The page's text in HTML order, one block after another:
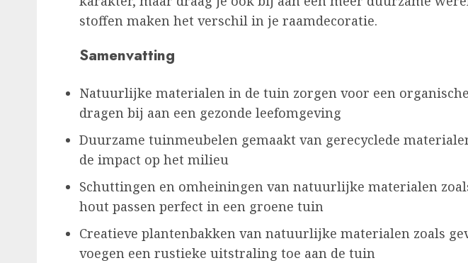
stoffen maken het verschil in je raamdecoratie.
Samenvatting
Natuurlijke materialen in de tuin zorgen voor een
dragen bij aan een gezonde leefomgeving
Duurzame tuinmeubelen gemaakt van gerecyclede
de impact op het milieu
Schuttingen en omheiningen van natuurlijke materialen
hout passen perfect in een groene tuin
Creatieve plantenbakken van natuurlijke materialen zoals
voegen een rustieke uitstraling toe aan de tuin